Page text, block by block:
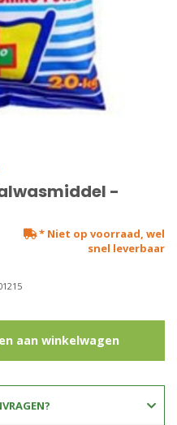
-
* Niet op voorraad, wel
snel leverbaar
aan winkelwagen